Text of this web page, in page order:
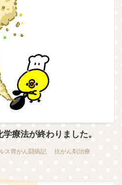
療法が終わりました。
ス胃がん闘病記 抗がん剤治療